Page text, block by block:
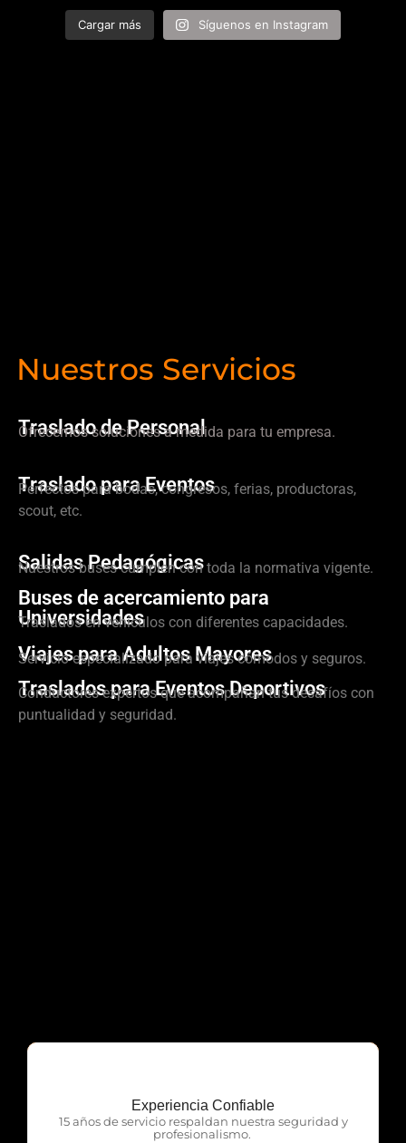
Cargar más Síguenos en Instagram
Nuestros Servicios
Traslado de Personal
Ofrecemos soluciones a medida para tu empresa.
Traslado para Eventos
Perfectos para bodas, congresos, ferias, productoras,
scout, etc.
Salidas Pedagógicas
Nuestros buses cumplen con toda la normativa vigente.
Buses de acercamiento para
Universidades
Traslados en vehículos con diferentes capacidades.
Viajes para Adultos Mayores
Servicio especializado para viajes cómodos y seguros.
Traslados para Eventos Deportivos
Conductores expertos que acompañan tus desafíos con
puntualidad y seguridad.
Experiencia Confiable
15 años de servicio respaldan nuestra seguridad y
profesionalismo.
OTP Servicios